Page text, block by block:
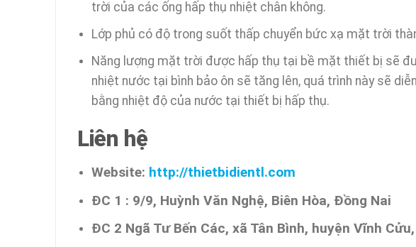
trời của các ống hấp thụ nhiệt chân không.
Lớp phủ có độ trong suốt thấp chuyển bức xạ mặt trời
Năng lượng mặt trời được hấp thụ tại bề mặt thiết bị sẽ
nhiệt nước tại bình bảo ôn sẽ tăng lên, quá trình này sẽ
bằng nhiệt độ của nước tại thiết bị hấp thụ.
Liên hệ
Website: http://thietbidientl.com
ĐC 1 : 9/9, Huỳnh Văn Nghệ, Biên Hòa, Đồng Nai
ĐC 2 Ngã Tư Bến Các, xã Tân Bình, huyện Vĩnh